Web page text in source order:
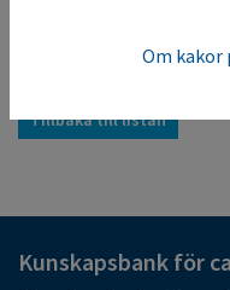
Studien ändrades
Tillbaka till listan
Om kakor
Kunskapsbank för